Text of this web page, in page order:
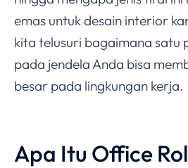
emas untuk desain interior
kita telusuri bagaimana satu
pada jendela Anda bisa
besar pada lingkungan kerja.
Apa Itu Office